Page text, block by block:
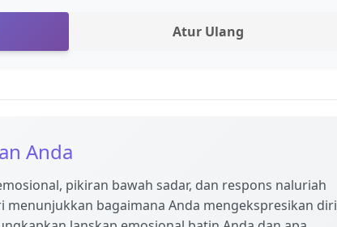
Atur Ulang
Anda
pikiran bawah sadar, dan respons naluriah
menunjukkan bagaimana Anda mengekspresikan diri